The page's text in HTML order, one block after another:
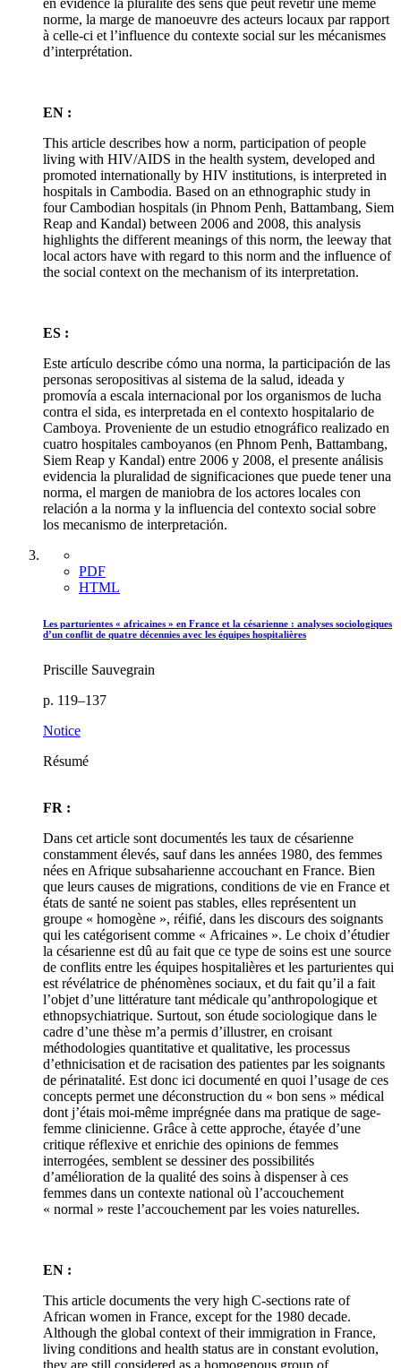
en évidence la pluralité des sens que peut revêtir une même
norme, la marge de manoeuvre des acteurs locaux par rapport
à celle-ci et l’influence du contexte social sur les mécanismes
d’interprétation.
EN :
This article describes how a norm, participation of people
living with HIV/AIDS in the health system, developed and
promoted internationally by HIV institutions, is interpreted in
hospitals in Cambodia. Based on an ethnographic study in
four Cambodian hospitals (in Phnom Penh, Battambang, Siem
Reap and Kandal) between 2006 and 2008, this analysis
highlights the different meanings of this norm, the leeway that
local actors have with regard to this norm and the influence of
the social context on the mechanism of its interpretation.
ES :
Este artículo describe cómo una norma, la participación de las
personas seropositivas al sistema de la salud, ideada y
promovía a escala internacional por los organismos de lucha
contra el sida, es interpretada en el contexto hospitalario de
Camboya. Proveniente de un estudio etnográfico realizado en
cuatro hospitales camboyanos (en Phnom Penh, Battambang,
Siem Reap y Kandal) entre 2006 y 2008, el presente análisis
evidencia la pluralidad de significaciones que puede tener una
norma, el margen de maniobra de los actores locales con
relación a la norma y la influencia del contexto social sobre
los mecanismo de interpretación.
PDF
HTML
Les parturientes « africaines » en France et la césarienne : analyses sociologiques
d’un conflit de quatre décennies avec les équipes hospitalières
Priscille Sauvegrain
p. 119–137
Notice
Résumé
FR :
Dans cet article sont documentés les taux de césarienne
constamment élevés, sauf dans les années 1980, des femmes
nées en Afrique subsaharienne accouchant en France. Bien
que leurs causes de migrations, conditions de vie en France et
états de santé ne soient pas stables, elles représentent un
groupe « homogène », réifié, dans les discours des soignants
qui les catégorisent comme « Africaines ». Le choix d’étudier
la césarienne est dû au fait que ce type de soins est une source
de conflits entre les équipes hospitalières et les parturientes qui
est révélatrice de phénomènes sociaux, et du fait qu’il a fait
l’objet d’une littérature tant médicale qu’anthropologique et
ethnopsychiatrique. Surtout, son étude sociologique dans le
cadre d’une thèse m’a permis d’illustrer, en croisant
méthodologies quantitative et qualitative, les processus
d’ethnicisation et de racisation des patientes par les soignants
de périnatalité. Est donc ici documenté en quoi l’usage de ces
concepts permet une déconstruction du « bon sens » médical
dont j’étais moi-même imprégnée dans ma pratique de sage-
femme clinicienne. Grâce à cette approche, étayée d’une
critique réflexive et enrichie des opinions de femmes
interrogées, semblent se dessiner des possibilités
d’amélioration de la qualité des soins à dispenser à ces
femmes dans un contexte national où l’accouchement
« normal » reste l’accouchement par les voies naturelles.
EN :
This article documents the very high C-sections rate of
African women in France, except for the 1980 decade.
Although the global context of their immigration in France,
living conditions and health status are in constant evolution,
they are still considered as a homogenous group of